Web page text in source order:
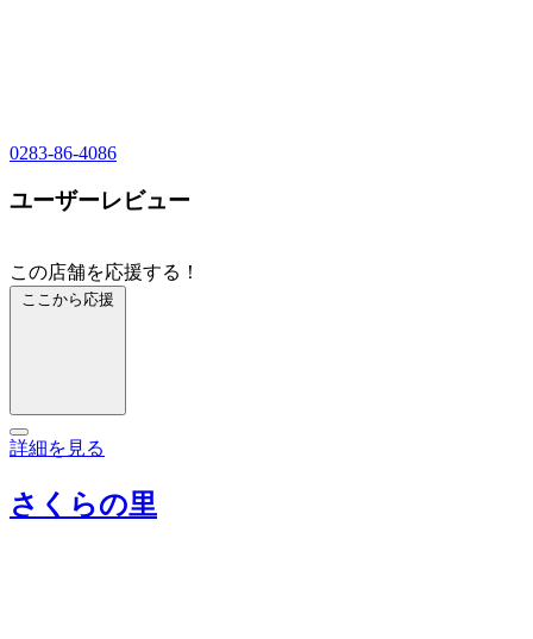
0283-86-4086
ユーザーレビュー
この店舗を応援する！
ここから応援
詳細を見る
さくらの里